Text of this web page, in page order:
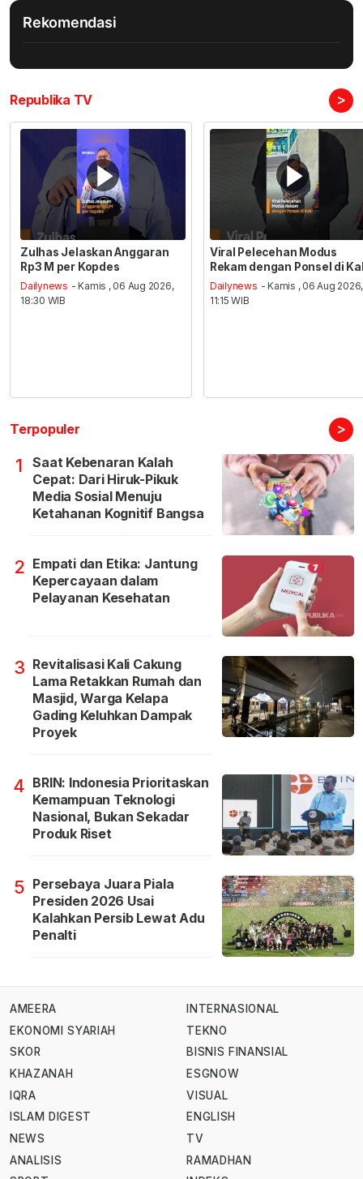
Rekomendasi
Republika TV >
Zulhas Jelaskan Anggaran
Rp3 M per Kopdes
Dailynews - Kamis , 06 Aug 2026,
18:30 WIB
Viral Pelecehan Modus
Rekam dengan Ponsel di
Dailynews - Kamis , 06 Aug 2026,
11:15 WIB
Terpopuler >
1
Saat Kebenaran Kalah
Cepat: Dari Hiruk-Pikuk
Media Sosial Menuju
Ketahanan Kognitif Bangsa
2 Empati dan Etika: Jantung
Kepercayaan dalam
Pelayanan Kesehatan
3 Revitalisasi Kali Cakung
Lama Retakkan Rumah dan
Masjid, Warga Kelapa
Gading Keluhkan Dampak
Proyek
4 BRIN: Indonesia Prioritaskan
Kemampuan Teknologi
Nasional, Bukan Sekadar
Produk Riset
5 Persebaya Juara Piala
Presiden 2026 Usai
Kalahkan Persib Lewat Adu
Penalti
AMEERA
EKONOMI SYARIAH
SKOR
KHAZANAH
IQRA
ISLAM DIGEST
NEWS
ANALISIS
INTERNASIONAL
TEKNO
BISNIS FINANSIAL
ESGNOW
VISUAL
ENGLISH
TV
RAMADHAN